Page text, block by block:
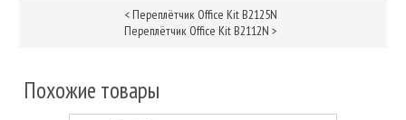
< Переплётчик Office Kit B2125N
Переплётчик Office Kit B2112N >
Похожие товары